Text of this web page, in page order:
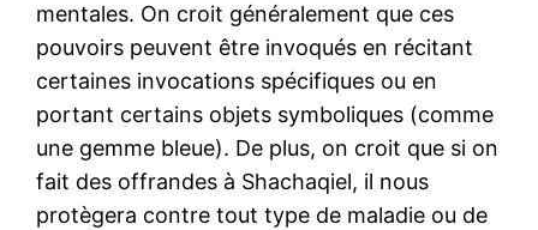
mentales. On croit généralement que ces
pouvoirs peuvent être invoqués en récitant
certaines invocations spécifiques ou en
portant certains objets symboliques (comme
une gemme bleue). De plus, on croit que si on
fait des offrandes à Shachaqiel, il nous
protègera contre tout type de maladie ou de